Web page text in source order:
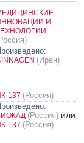
И
(Иран)
137 (Россия)
(Россия) или
137 (Россия)